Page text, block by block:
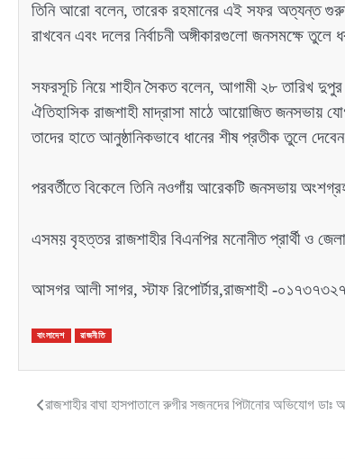
তিনি আরো বলেন, তারেক রহমানের এই সফর অত্যন্ত
রাখবেন এবং দলের নির্বাচনী অঙ্গীকারগুলো জনসমক্ষে তুলে
সফরসূচি নিয়ে শাহীন সৈকত বলেন, আগামী ২৮ তারিখ দুপুর
ঐতিহাসিক রাজশাহী মাদ্রাসা মাঠে আয়োজিত জনসভায়
তাদের হাতে আনুষ্ঠানিকভাবে ধানের শীষ প্রতীক তুলে
পরবর্তীতে বিকেলে তিনি নওগাঁয় আরেকটি জনসভায়
এসময় বৃহত্তর রাজশাহীর বিএনপির মনোনীত প্রার্থী ও
আসগর আলী সাগর, স্টাফ রিপোর্টার,রাজশাহী -
বাংলাদেশ রাজনীতি
Postরাজশাহীর বাঘা হাসপাতালে রুগীর সজনদের পিটানোর অভিযোগ ডাঃ